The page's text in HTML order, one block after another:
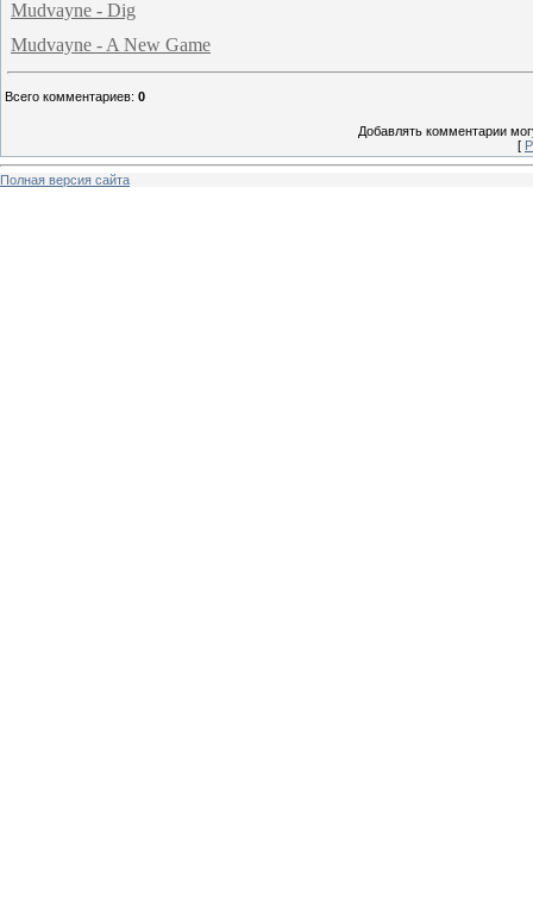
Mudvayne - Dig
Mudvayne - A New Game
Всего комментариев: 0
Добавлять комментарии
[
Полная версия сайта